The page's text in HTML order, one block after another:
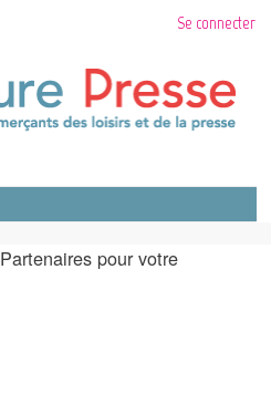
contenu
principal
Se connecter
Se déconnecter
Partenaires pour votre